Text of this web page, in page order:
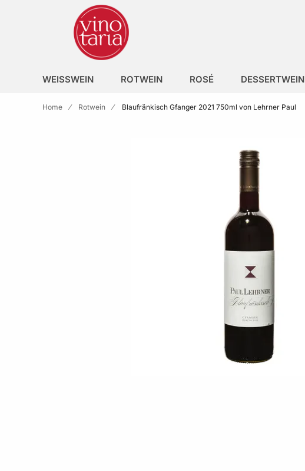
Zur Homepage
WEISSWEIN ROTWEIN ROSÉ DESSERTWEIN
Home Rotwein Blaufränkisch Gfanger 2021 750ml von Lehrner Paul